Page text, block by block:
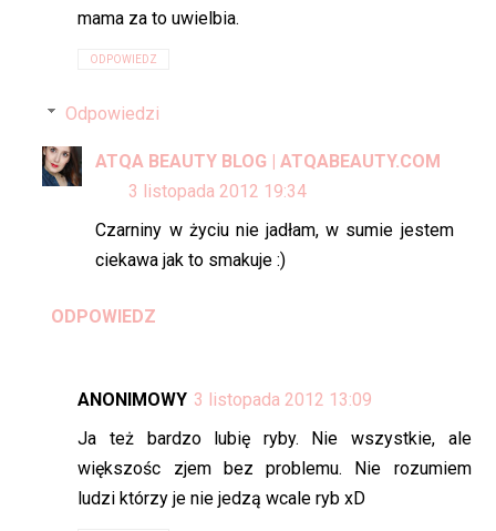
mama za to uwielbia.
ODPOWIEDZ
Odpowiedzi
ATQA BEAUTY BLOG | ATQABEAUTY.COM
3 listopada 2012 19:34
Czarniny w życiu nie jadłam, w sumie jestem
ciekawa jak to smakuje :)
ODPOWIEDZ
ANONIMOWY 3 listopada 2012 13:09
Ja też bardzo lubię ryby. Nie wszystkie, ale
większośc zjem bez problemu. Nie rozumiem
ludzi którzy je nie jedzą wcale ryb xD